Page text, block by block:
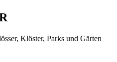
Klöster, Parks und Gärten